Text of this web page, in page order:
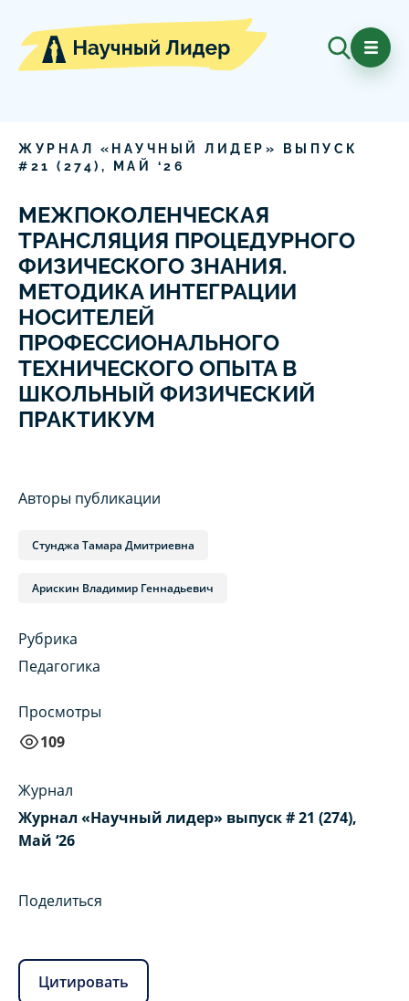
ЖУРНАЛ «НАУЧНЫЙ ЛИДЕР» ВЫПУСК
# 21 ( 274), МАЙ ‘26
МЕЖПОКОЛЕНЧЕСКАЯ
ТРАНСЛЯЦИЯ ПРОЦЕДУРНОГО
ФИЗИЧЕСКОГО ЗНАНИЯ.
МЕТОДИКА ИНТЕГРАЦИИ
НОСИТЕЛЕЙ
ПРОФЕССИОНАЛЬНОГО
ТЕХНИЧЕСКОГО ОПЫТА В
ШКОЛЬНЫЙ ФИЗИЧЕСКИЙ
ПРАКТИКУМ
Авторы публикации
Стунджа Тамара Дмитриевна
Арискин Владимир Геннадьевич
Рубрика
Педагогика
Просмотры
109
Журнал
Журнал «Научный лидер» выпуск # 21 (274),
Май ‘26
Поделиться
Цитировать